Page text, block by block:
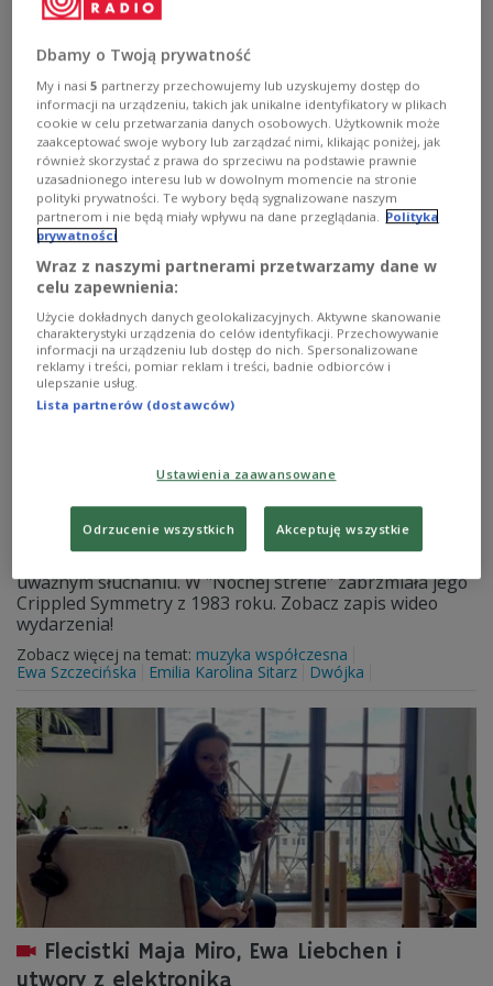
Trwający ponad trzy godziny utwór "For Christian
nocnego koncertu w Wytwórni Zdarzeń
flecistka Ewa Liebchen oraz pianistka Emilia Karolina
Sitarz, od lat związane z twórczością amerykańskiego
kompozytora.
Zobacz więcej na temat:Emilia Karolina Sitarz
muzyka klasyczna Adam Suprynowicz Dwójka
Pomiędzy dźwiękami. Morton Feldman i
Morton Feldman tworzył muzykę wymykającą się
uważnym słuchaniu. W "Nocnej strefie" zabrzmiała jego
Crippled Symmetry z 1983 roku. Zobacz zapis wideo
wydarzenia!
Zobacz więcej na temat: muzyka współczesna
Ewa Szczecińska
Emilia Karolina Sitarz Dwójka
Flecistki Maja Miro, Ewa Liebchen i
Dbamy o Twoją prywatność
My i nasi5 partnerzy przechowujemy lub uzyskujemy dostęp do
informacji na urządzeniu, takich jak unikalne identyfikatory w plikach
cookie w celu przetwarzania danych osobowych. Użytkownik może
zaakceptować swoje wybory lub zarządzać nimi, klikając poniżej, jak
również skorzystać z prawa do sprzeciwu na podstawie prawnie
uzasadnionego interesu lub w dowolnym momencie na stronie
polityki prywatności. Te wybory będą sygnalizowane naszym
partnerom i nie będą miały wpływu na dane przeglądania.
Polityka
prywatności
Wraz z naszymi partnerami przetwarzamy dane w
celu zapewnienia:
Użycie dokładnych danych geolokalizacyjnych. Aktywne skanowanie
charakterystyki urządzenia do celów identyfikacji. Przechowywanie
informacji na urządzeniu lub dostęp do nich. Spersonalizowane
reklamy i treści, pomiar reklam i treści, badnie odbiorców i
ulepszanie usług.
Lista partnerów (dostawców)
Ustawienia zaawansowane
Odrzucenie wszystkich Akceptuję wszystkie